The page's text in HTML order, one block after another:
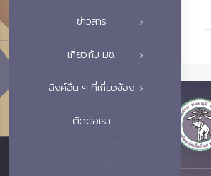
ข่าวสาร
เกี่ยวกับ มช.
ลิงค์อื่น ๆ ที่เกี่ยวข้อง
ติดต่อเรา